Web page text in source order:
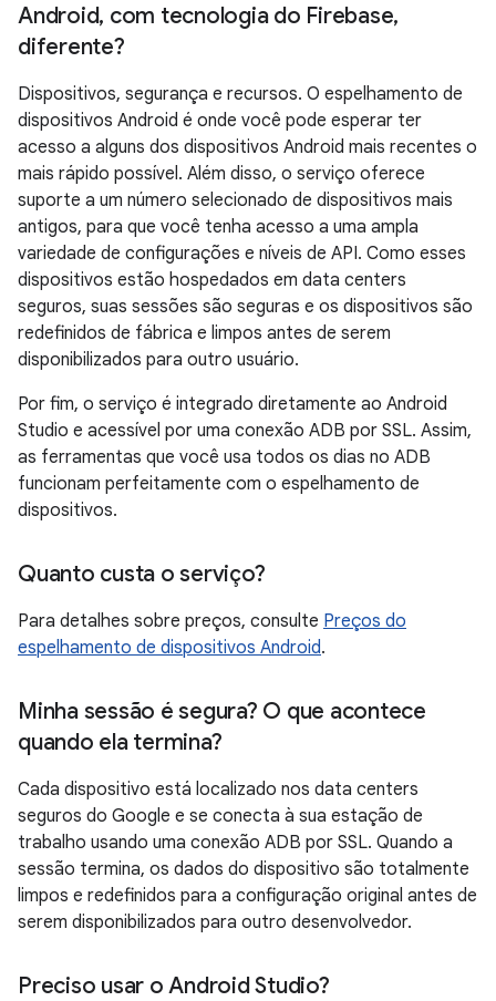
Android, com tecnologia do Firebase,
diferente?
Dispositivos, segurança e recursos. O espelhamento de
dispositivos Android é onde você pode esperar ter
acesso a alguns dos dispositivos Android mais recentes o
mais rápido possível. Além disso, o serviço oferece
suporte a um número selecionado de dispositivos mais
antigos, para que você tenha acesso a uma ampla
variedade de configurações e níveis de API. Como esses
dispositivos estão hospedados em data centers
seguros, suas sessões são seguras e os dispositivos são
redefinidos de fábrica e limpos antes de serem
disponibilizados para outro usuário.
Por fim, o serviço é integrado diretamente ao Android
Studio e acessível por uma conexão ADB por SSL. Assim,
as ferramentas que você usa todos os dias no ADB
funcionam perfeitamente com o espelhamento de
dispositivos.
Quanto custa o serviço?
Para detalhes sobre preços, consulte Preços do
espelhamento de dispositivos Android.
Minha sessão é segura? O que acontece
quando ela termina?
Cada dispositivo está localizado nos data centers
seguros do Google e se conecta à sua estação de
trabalho usando uma conexão ADB por SSL. Quando a
sessão termina, os dados do dispositivo são totalmente
limpos e redefinidos para a configuração original antes de
serem disponibilizados para outro desenvolvedor.
Preciso usar o Android Studio?